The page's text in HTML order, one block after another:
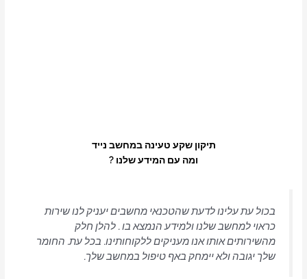
תיקון שקע טעינה במחשב נייד
ומה עם המידע שלנו ?
בכול עת עלינו לדעת שהטכנאי מחשבים יעניק לנו שירות
כראוי למחשב שלנו ולמידע הנמצא בו . להלן חלק
מהשירותים אותו אנו מעניקים ללקוחותינו. בכל עת. החומר
שלך יגובה ולא יימחק באף טיפול במחשב שלך.